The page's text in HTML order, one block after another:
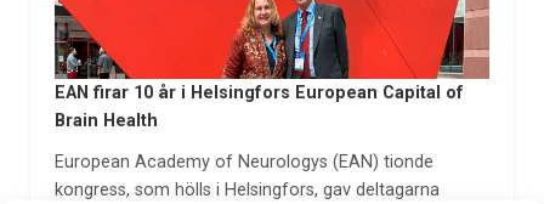
EAN firar 10 år i Helsingfors European Capital of
Brain Health
European Academy of Neurologys (EAN) tionde
kongress, som hölls i Helsingfors, gav deltagarna